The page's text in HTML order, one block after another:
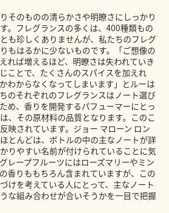
そのものの清らかさや明瞭さにしっかり
。フレグランスの多くは、400種類もの
も珍しくありませんが、私たちのフレグ
もはるかに少ないものです。「ご想像の
れば増えるほど、明瞭さは失われていき
ことで、たくさんのスパイスを加えれ
わからなくなってしまいます」とルーは
のそれぞれのフレグランスはノート選び
め、香りを開発するパフューマーにとっ
、その原材料の品質となります。このこ
映されています。ジョー マローン ロン
とんどは、ボトルの中の主なノートが詳
りやすい名前が付けられていることに気
レープフルーツにはローズマリーやミン
香りももちろん含まれていますが、この
けを考えている人にとって、主なノート
な組み合わせが合いそうかを一目で把握